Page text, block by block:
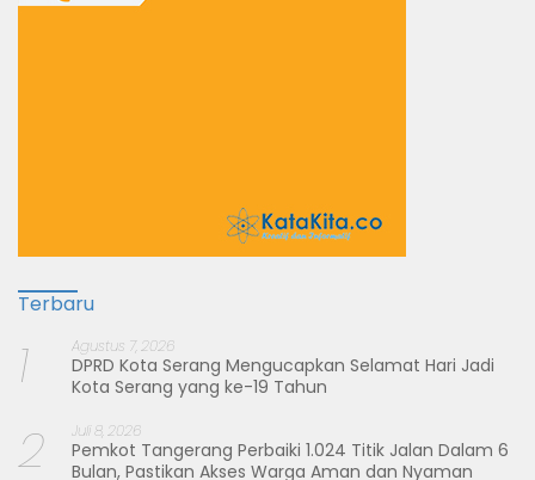
Terbaru
1 Agustus 7, 2026
DPRD Kota Serang Mengucapkan Selamat Hari Jadi
Kota Serang yang ke-19 Tahun
2 Juli 8, 2026
Pemkot Tangerang Perbaiki 1.024 Titik Jalan Dalam 6
Bulan, Pastikan Akses Warga Aman dan Nyaman